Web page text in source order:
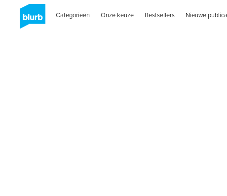
Categorieën Onze keuze Bestsellers Nieuwe